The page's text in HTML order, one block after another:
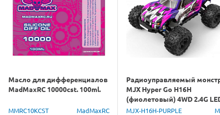
Масло для дифференциалов
MadMaxRC 10000cst. 100ml.
MMRC10KCST MadMaxRC
Радиоуправляемый
MJX Hyper Go H16H
(фиолетовый) 4WD 2.4G
GPS 1/16 RTR
MJX-H16H-PURPLE